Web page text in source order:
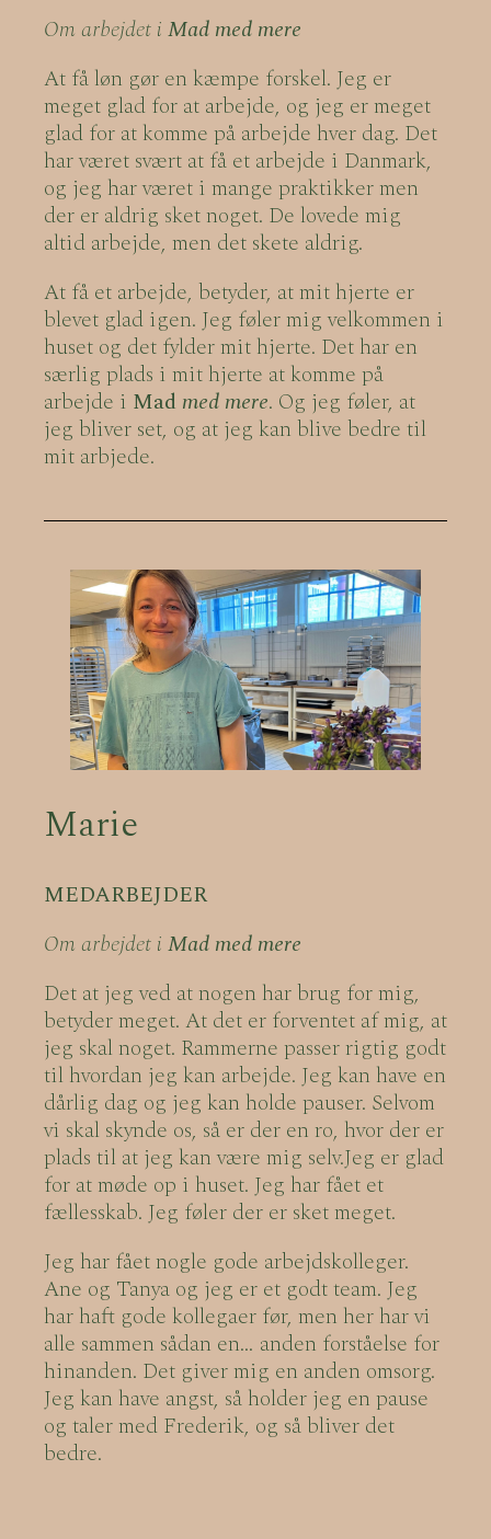
Om arbejdet i Mad med mere
At få løn gør en kæmpe forskel. Jeg er
meget glad for at arbejde, og jeg er meget
glad for at komme på arbejde hver dag. Det
har været svært at få et arbejde i Danmark,
og jeg har været i mange praktikker men
der er aldrig sket noget. De lovede mig
altid arbejde, men det skete aldrig.
At få et arbejde, betyder, at mit hjerte er
blevet glad igen. Jeg føler mig velkommen i
huset og det fylder mit hjerte. Det har en
særlig plads i mit hjerte at komme på
arbejde i Mad med mere. Og jeg føler, at
jeg bliver set, og at jeg kan blive bedre til
mit arbjede.
Marie
MEDARBEJDER
Om arbejdet i Mad med mere
Det at jeg ved at nogen har brug for mig,
betyder meget. At det er forventet af mig, at
jeg skal noget. Rammerne passer rigtig godt
til hvordan jeg kan arbejde. Jeg kan have en
dårlig dag og jeg kan holde pauser. Selvom
vi skal skynde os, så er der en ro, hvor der er
plads til at jeg kan være mig selv.Jeg er glad
for at møde op i huset. Jeg har fået et
fællesskab. Jeg føler der er sket meget.
Jeg har fået nogle gode arbejdskolleger.
Ane og Tanya og jeg er et godt team. Jeg
har haft gode kollegaer før, men her har vi
alle sammen sådan en… anden forståelse for
hinanden. Det giver mig en anden omsorg.
Jeg kan have angst, så holder jeg en pause
og taler med Frederik, og så bliver det
bedre.